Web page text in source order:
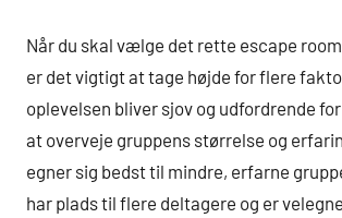
Når du skal vælge det rette escape
er det vigtigt at tage højde for flere
oplevelsen bliver sjov og udfordrende
at overveje gruppens størrelse og
egner sig bedst til mindre, erfarne
har plads til flere deltagere og er